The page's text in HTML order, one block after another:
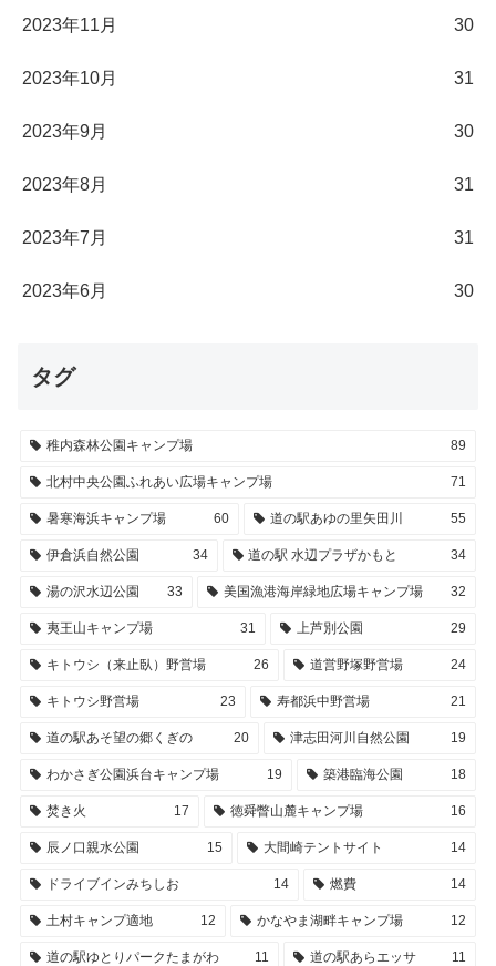
2023年11月 30
2023年10月 31
2023年9月 30
2023年8月 31
2023年7月 31
2023年6月 30
タグ
稚内森林公園キャンプ場 89
北村中央公園ふれあい広場キャンプ場 71
暑寒海浜キャンプ場 60 道の駅あゆの里矢田川 55
伊倉浜自然公園 34 道の駅 水辺プラザかもと 34
湯の沢水辺公園 33 美国漁港海岸緑地広場キャンプ場 32
夷王山キャンプ場 31 上芦別公園 29
キトウシ（来止臥）野営場 26 道営野塚野営場 24
キトウシ野営場 23 寿都浜中野営場 21
道の駅あそ望の郷くぎの 20 津志田河川自然公園 19
わかさぎ公園浜台キャンプ場 19 築港臨海公園 18
焚き火 17 徳舜瞥山麓キャンプ場 16
辰ノ口親水公園 15 大間崎テントサイト 14
ドライブインみちしお 14 燃費 14
土村キャンプ適地 12 かなやま湖畔キャンプ場 12
道の駅ゆとりパークたまがわ 11 道の駅あらエッサ 11